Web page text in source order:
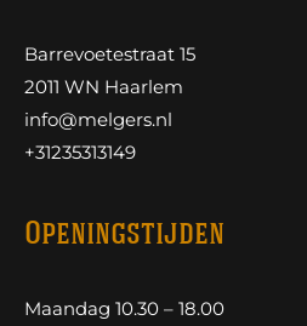
Barrevoetestraat 15
2011 WN Haarlem
info@melgers.nl
+31235313149
Openingstijden
Maandag 10.30 – 18.00